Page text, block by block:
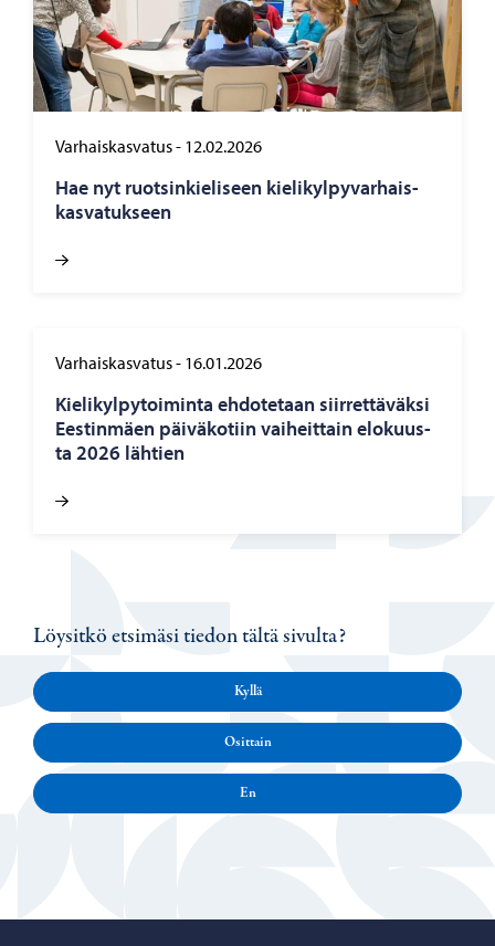
Varhaiskasvatus- 12.02.2026
Hae nyt ruot­sin­kie­li­seen kie­li­kyl­py­var­hais­
kas­va­tuk­seen
Varhaiskasvatus- 16.01.2026
Kie­li­kyl­py­toi­min­ta eh­do­te­taan siir­ret­tä­väk­si
Ees­tin­mäen päi­vä­ko­tiin vai­heit­tain elo­kuus­
ta 2026 läh­tien
Löysitkö etsimäsi tiedon tältä sivulta?
Kyllä
Osittain
En